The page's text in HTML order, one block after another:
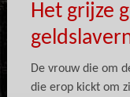
Het grijze
De vrouw die om
die erop kickt om